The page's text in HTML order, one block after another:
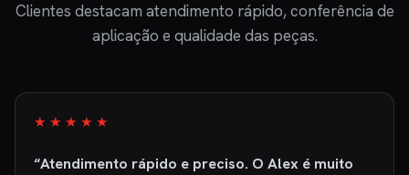
Clientes destacam atendimento rápido, conferência de
aplicação e qualidade das peças.
★★★★★
“Fui muito bem atendido, produto excelente de